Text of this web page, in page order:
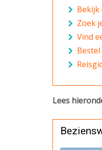
Bekijk
Zoek
Vind
Lees